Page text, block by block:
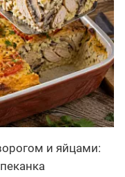
и яйцами: